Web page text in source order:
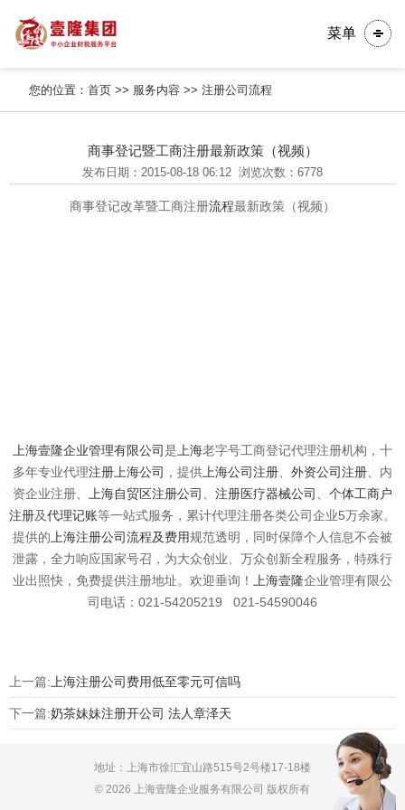
菜单
您的位置：首页 >> 服务内容 >>注册公司流程
商事登记暨工商注册最新政策（视频）
发布日期：2015-08-18 06:12 浏览次数：6778
商事登记改革暨工商注册流程最新政策（视频）
上海壹隆企业管理有限公司是 上海老字号工商登记代理注册机构，十
多年专业代理注册上海公司 ，提供 上海公司注册 外资公司注册 、内
资企业注册、
上海自贸区注册公司 注册医疗器械公司
个体工商户
注册及代理记账等一站式服务，累计代理注册各类公司企业5万余家。
提供的 上海注册公司流程及费用规范透明，同时保障个人信息不会被
泄露，全力响应国家号召，为大众创业、万众创新全程服务，特殊行
业出照快，免费提供注册地址。欢迎垂询！
上海壹隆企业管理有限公
司电话：021-54205219 021-54590046
上一篇: 上海注册公司费用低至零元可信吗
下一篇:奶茶妹妹注册开公司 法人章泽天
地址：上海市徐汇宜山路515号2号楼17-18楼
© 2026 上海壹隆企业服务有限公司 版权所有